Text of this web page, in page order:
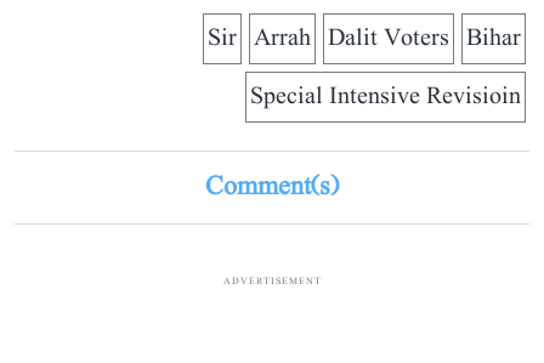
Bihar
Dalit Voters
Arrah
Sir
Special Intensive Revisioin
Comment(s)
ADVERTISEMENT